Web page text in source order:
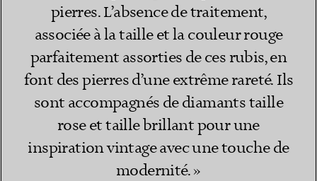
pierres. L’absence de traitement,
associée à la taille et la couleur rouge
parfaitement assorties de ces rubis, en
font des pierres d’une extrême rareté. Ils
sont accompagnés de diamants taille
rose et taille brillant pour une
inspiration vintage avec une touche de
modernité. »